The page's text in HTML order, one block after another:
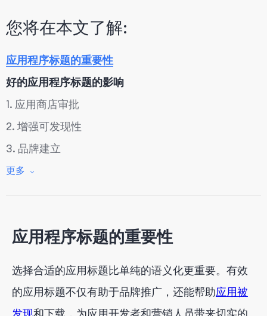
您将在本文了解:
应用程序标题的重要性
好的应用程序标题的影响
1. 应用商店审批
2. 增强可发现性
3. 品牌建立
应用增长的 6 个关键策略
3. 字符保护
更多
应用程序标题的重要性
选择合适的应用标题比单纯的语义化更重要。有效
的应用标题不仅有助于品牌推广，还能帮助应用被
发现和下载，为应用开发者和营销人员带来切实的